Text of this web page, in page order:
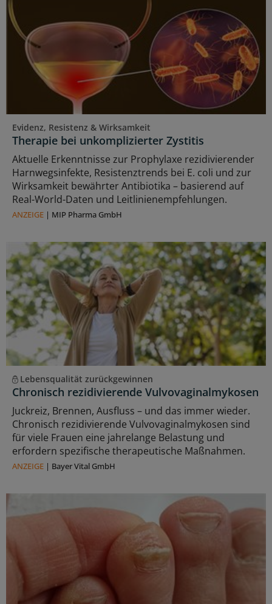
Evidenz, Resistenz & Wirksamkeit
Therapie bei unkomplizierter Zystitis
Aktuelle Erkenntnisse zur Prophylaxe rezidivierender
Harnwegsinfekte, Resistenztrends bei E. coli und zur
Wirksamkeit bewährter Antibiotika – basierend auf
Real-World-Daten und Leitlinienempfehlungen.
ANZEIGE | MIP Pharma GmbH
Lebensqualität zurückgewinnen
Chronisch rezidivierende Vulvovaginalmykosen
Juckreiz, Brennen, Ausfluss – und das immer wieder.
Chronisch rezidivierende Vulvovaginalmykosen sind
für viele Frauen eine jahrelange Belastung und
erfordern spezifische therapeutische Maßnahmen.
ANZEIGE | Bayer Vital GmbH